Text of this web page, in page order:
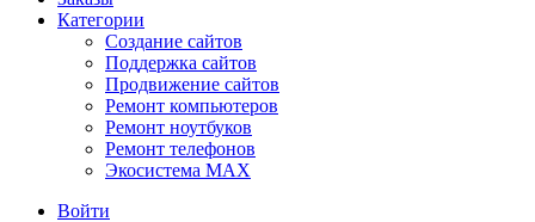
Категории
Создание сайтов
Поддержка сайтов
Продвижение сайтов
Ремонт компьютеров
Ремонт ноутбуков
Ремонт телефонов
Экосистема MAX
Войти